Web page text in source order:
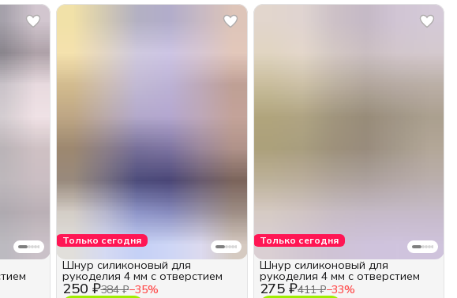
Только сегодня
250 ₽384 ₽−35%
Шнур силиконовый для
рукоделия 4 мм с отверстием
Только сегодня
275 ₽411 ₽−33%
Шнур силиконовый для
рукоделия 4 мм с отверстием